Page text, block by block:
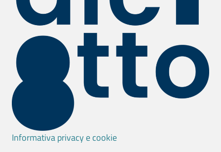
Informativa privacy e cookie